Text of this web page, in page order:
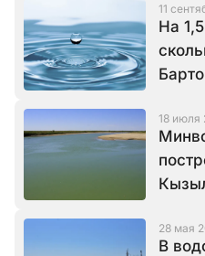
11
На
18 июля
28 мая
В